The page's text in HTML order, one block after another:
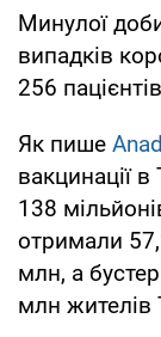
Минулої
випадків
256
Як пише
вакцинації
138
отримали
млн, а
млн жителів